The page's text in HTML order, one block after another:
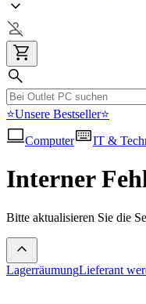
⭐Unsere Bestseller⭐
Computer
IT &
Interner
Bitte aktualisieren Sie die
LagerräumungLieferant